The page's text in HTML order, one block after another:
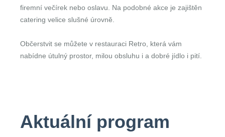
firemní večírek nebo oslavu. Na podobné akce je zajištěn
catering velice slušné úrovně.
Občerstvit se můžete v restauraci Retro, která vám
nabídne útulný prostor, milou obsluhu i a dobré jídlo i pití.
Aktuální program